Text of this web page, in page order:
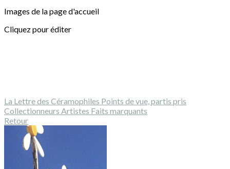
Images de la page d'accueil
Cliquez pour éditer
La Lettre des Céramophiles Points de vue, partis pris
Collectionneurs Artistes Faits marquants
Retour